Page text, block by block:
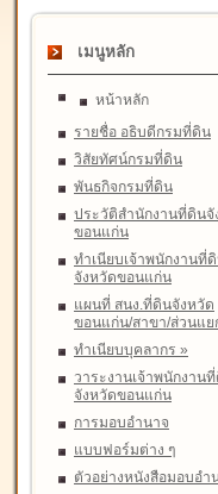
เมนูหลัก
หน้าหลัก
รายชื่อ อธิบดีกรมที่ดิน
วิสัยทัศน์กรมที่ดิน
พันธกิจกรมที่ดิน
ประวัติสำนักงานที่ดินจั
ขอนแก่น
ทำเนียบเจ้าพนักงานที่
จังหวัดขอนแก่น
แผนที่ สนง.ที่ดินจังหวัด
ขอนแก่น/สาขา/ส่วนแย
ทำเนียบบุคลากร »
วาระงานเจ้าพนักงาน
จังหวัดขอนแก่น
การมอบอำนาจ
แบบฟอร์มต่าง ๆ
ตัวอย่างหนังสือมอบอำ